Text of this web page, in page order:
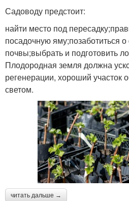
Садоводу предстоит:
найти место под
посадочную яму;позаботиться о
почвы;выбрать и подготовить
Плодородная земля должна
регенерации, хороший участок
светом.
читать дальше →